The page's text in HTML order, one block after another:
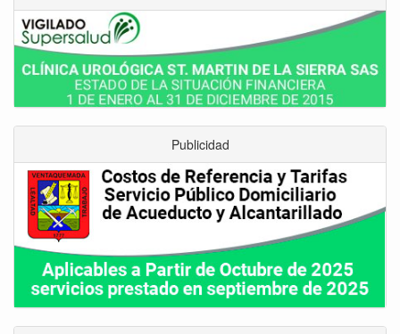
Publicidad